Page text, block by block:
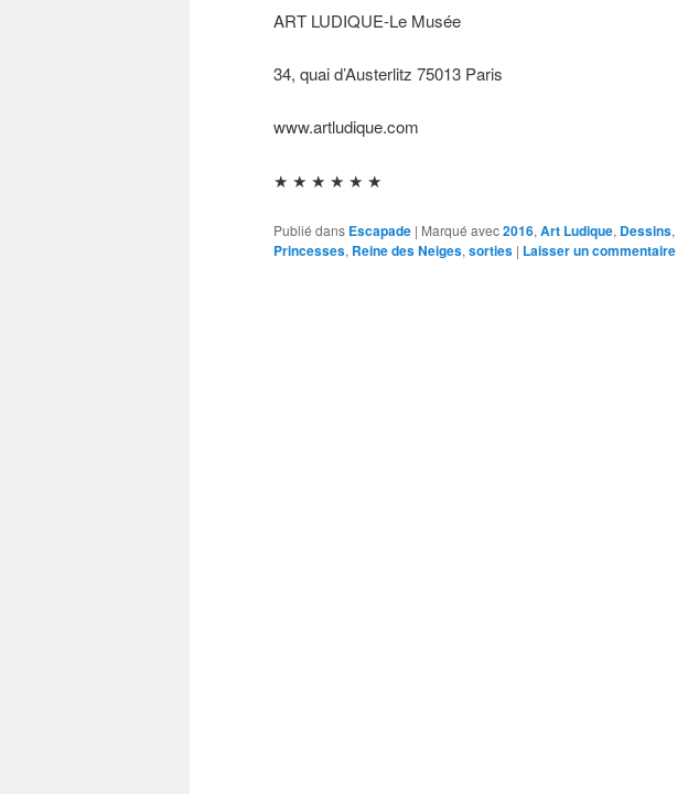
ART LUDIQUE-Le Musée
34, quai d’Austerlitz 75013 Paris
www.artludique.com
★ ★ ★ ★ ★ ★
Publié dans Escapade | Marqué avec2016, Art Ludique, Dessins,
Princesses, Reine des Neiges, sorties | Laisser un commentaire